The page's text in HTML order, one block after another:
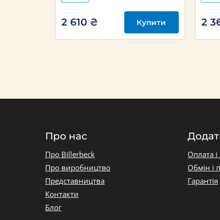
2 610 ₴ Купити 2
Про нас
Про Billerbeck
Про виробництво
Представництва
Контакти
Блог
Оплата і
Обмін і
Гарантія